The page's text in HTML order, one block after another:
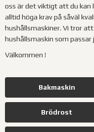
oss är det viktigt att du kan
alltid höga krav på såväl
hushållsmaskiner. Vi tror
hushållsmaskin som passar
Välkommen !
Bakmaskin
Brödrost